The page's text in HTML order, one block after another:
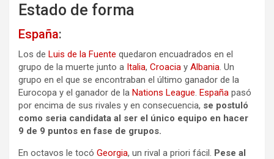
Estado de forma
España:
Los de Luis de la Fuente quedaron encuadrados en el
grupo de la muerte junto a Italia, Croacia y Albania. Un
grupo en el que se encontraban el último ganador de la
Eurocopa y el ganador de la Nations League. España pasó
por encima de sus rivales y en consecuencia, se postuló
como seria candidata al ser el único equipo en hacer
9 de 9 puntos en fase de grupos.
En octavos le tocó Georgia, un rival a priori fácil. Pese al